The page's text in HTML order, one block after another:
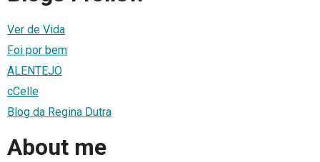
Ver de Vida
Foi por bem
ALENTEJO
cCelle
Blog da Regina Dutra
About me